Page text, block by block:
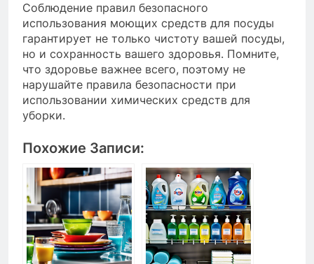
Соблюдение правил безопасного
использования моющих средств для посуды
гарантирует не только чистоту вашей посуды,
но и сохранность вашего здоровья. Помните,
что здоровье важнее всего, поэтому не
нарушайте правила безопасности при
использовании химических средств для
уборки.
Похожие Записи: